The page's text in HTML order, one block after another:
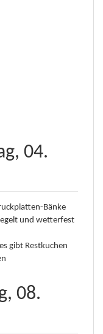
04.
Bänke
und wetterfest
gibt Restkuchen
08.